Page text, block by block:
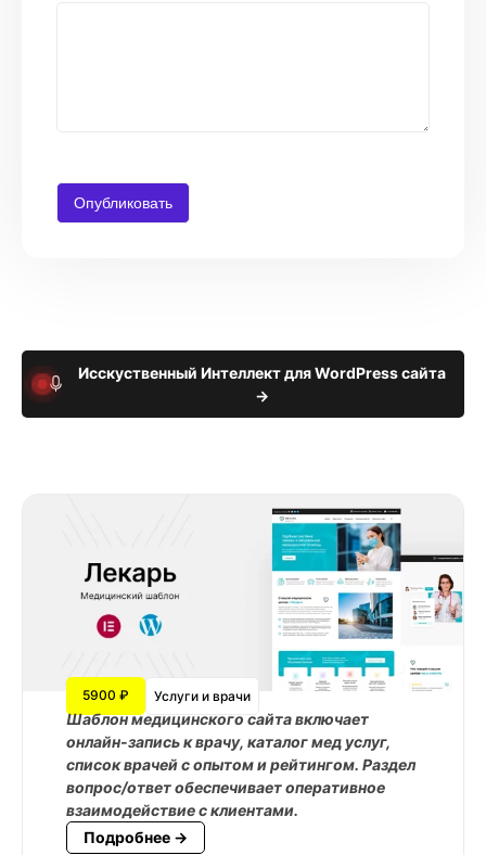
Исскуственный Интеллект для WordPress сайта
→
5900 ₽ Услуги и врачи
Шаблон медицинского сайтавключает
онлайн-запись к врачу, каталог мед услуг,
список врачейс опытом и рейтингом. Раздел
вопрос/ответ обеспечивает оперативное
взаимодействие с клиентами.
Подробнее →